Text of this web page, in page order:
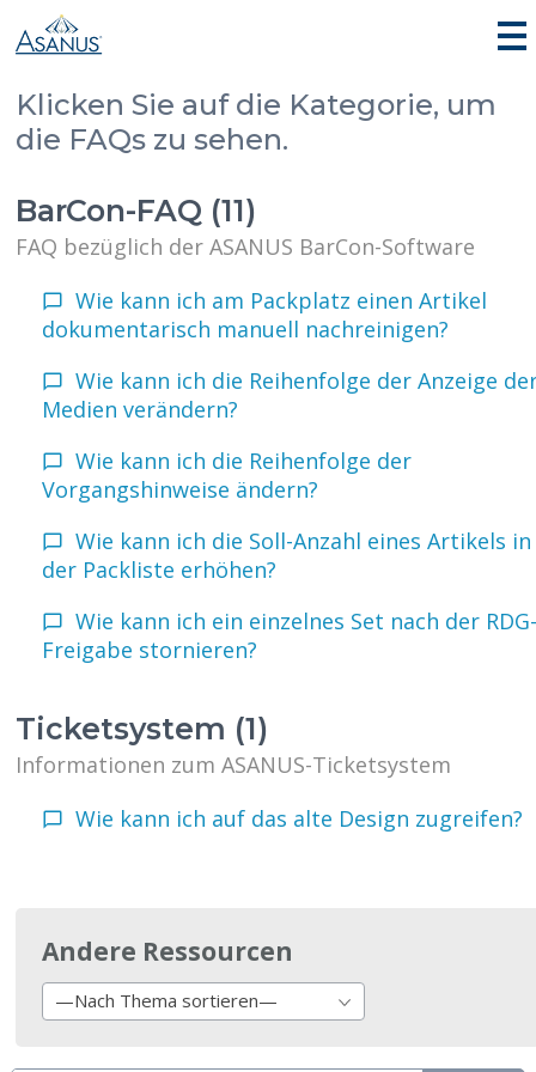
Klicken Sie auf die Kategorie, um
die FAQs zu sehen.
BarCon-FAQ (11)
FAQ bezüglich der ASANUS BarCon-Software
Wie kann ich am Packplatz einen Artikel
dokumentarisch manuell nachreinigen?
Wie kann ich die Reihenfolge der Anzeige
Medien verändern?
Wie kann ich die Reihenfolge der
Vorgangshinweise ändern?
Wie kann ich die Soll-Anzahl eines Artikels in
der Packliste erhöhen?
Wie kann ich ein einzelnes Set nach der
Freigabe stornieren?
Ticketsystem (1)
Informationen zum ASANUS-Ticketsystem
Wie kann ich auf das alte Design zugreifen?
Andere Ressourcen
—Nach Thema sortieren—